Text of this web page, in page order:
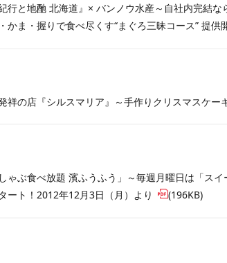
行と地酏 北海道』× バンノウ水産～自社内完結
かま・握りで食べ尽くす“まぐろ三昧コース” 提
祥の店『シルスマリア』～手作りクリスマスケ
ゃぶ食べ放題 濱ふうふう」～毎週月曜日は「ス
ート！2012年12月3日（月）より
(196KB)